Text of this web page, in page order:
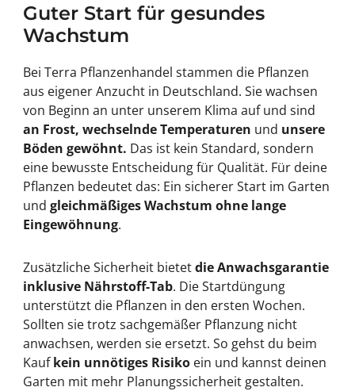
Guter Start für gesundes
Wachstum
Bei Terra Pflanzenhandel stammen die Pflanzen
aus eigener Anzucht in Deutschland. Sie wachsen
von Beginn an unter unserem Klima auf und sind
an Frost, wechselnde Temperaturen und unsere
Böden gewöhnt. Das ist kein Standard, sondern
eine bewusste Entscheidung für Qualität. Für deine
Pflanzen bedeutet das: Ein sicherer Start im Garten
und gleichmäßiges Wachstum ohne lange
Eingewöhnung.
Zusätzliche Sicherheit bietetdie Anwachsgarantie
inklusive Nährstoff-Tab. Die Startdüngung
unterstützt die Pflanzen in den ersten Wochen.
Sollten sie trotz sachgemäßer Pflanzung nicht
anwachsen, werden sie ersetzt. So gehst du beim
Kaufkein unnötiges Risiko ein und kannst deinen
Garten mit mehr Planungssicherheit gestalten.